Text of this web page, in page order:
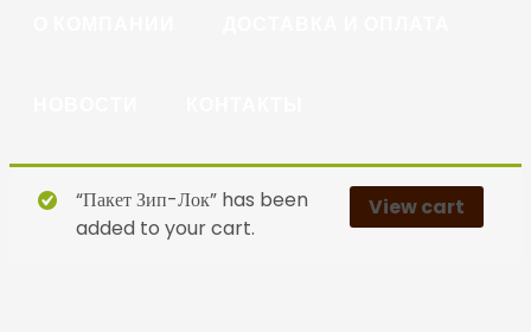
View cart
“Пакет Зип-Лок” has been
added to your cart.